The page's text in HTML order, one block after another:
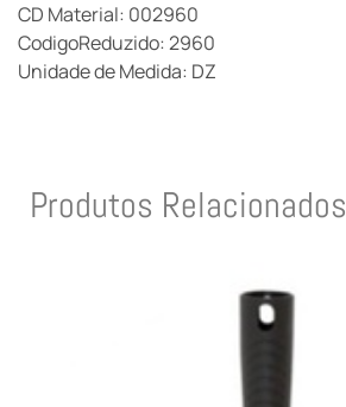
CD Material: 002960
CodigoReduzido: 2960
Unidade de Medida: DZ
Produtos Relacionados